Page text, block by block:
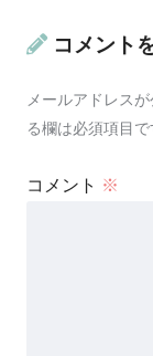
コメント
メールアドレス
る欄は必須項目で
コメント ※